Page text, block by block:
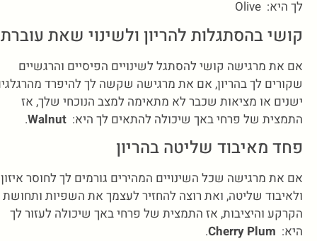
לך היא: Olive
קושי בהסתגלות להריון ולשינוי שאת עוברת
אם את מרגישה קושי להסתגל לשינויים הפיסיים והרגשיים
שקורים לך בהריון, אם את מרגישה שקשה לך להיפרד
ישנים או מציאות שכבר לא מתאימה למצב הנוכחי שלך, אז
התמצית של פרחי באך שיכולה להתאים לך היא: Walnut
.
פחד מאיבוד שליטה בהריון
אם את מרגישה שכל השינויים המהירים גורמים לך לחוסר איזון
ולאיבוד שליטה, ואת רוצה להחזיר לעצמך את השפיות ותחושת
הקרקע והיציבות, אז התמצית של פרחי באך שיכולה לעזור לך
היא: Cherry Plum
.